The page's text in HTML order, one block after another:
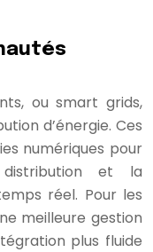
ou smart grids,
d’énergie. Ces
numériques pour
et la
réel. Pour les
meilleure gestion
plus fluide